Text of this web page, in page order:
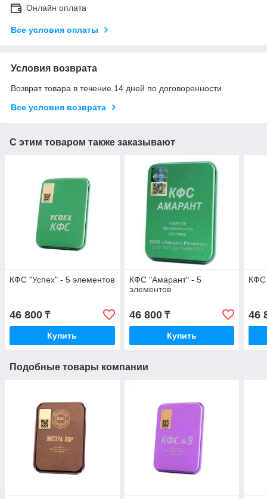
Онлайн оплата
Все условия оплаты
Условия возврата
Возврат товара в течение 14 дней по договоренности
Все условия возврата
С этим товаром также заказывают
КФС "Успех" - 5 элементов
46 800 ₸
Купить
КФС "Амарант" - 5
элементов
46 800₸
Купить
КФС
46
Подобные товары компании